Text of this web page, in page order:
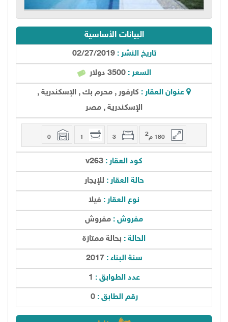
البيانات الأساسية
تاريخ النشر : 02/27/2019
السعر : 3500 دولار
عنوان العقار : كارفور , محرم بك , الإسكندرية ,
الإسكندرية , مصر
2
كود العقار : v263
حالة العقار : للإيجار
نوع العقار : فيلا
مفروش : مفروش
الحالة : بحالة ممتازة
سنة البناء : 2017
عدد الطوابق : 1
رقم الطابق : 0